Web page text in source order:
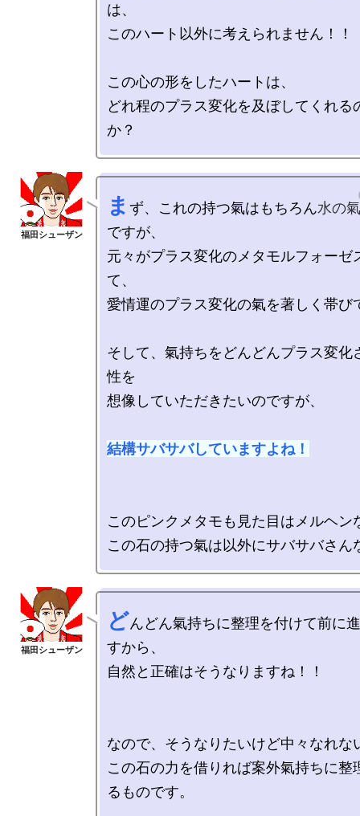
は、
このハート以外に考えられません！！
この心の形をしたハートは、
どれ程のプラス変化を及ぼしてくれる
ま ず、これの持つ氣はもちろん水の氣
ですが、
元々がプラス変化のメタモルフォーゼ
て、
愛情運のプラス変化の氣を著しく帯び
そして、氣持ちをどんどんプラス変化
性を
想像していただきたいのですが、
結構サバサバしていますよね！
このピンクメタモも見た目はメルヘン
どんどん氣持ちに整理を付けて前に
すから、
自然と正確はそうなりますね！！
なので、そうなりたいけど中々なれな
この石の力を借りれば案外氣持ちに整
るものです。